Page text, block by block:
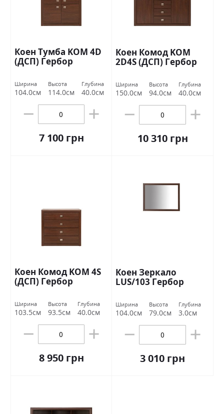
Коен Тумба KOM 4D
(ДСП) Гербор
Ширина
104.0см
Высота
114.0см
Глубина
40.0см
7 100 грн
Коен Комод KOM
2D4S (ДСП) Гербор
Ширина
150.0см
Высота
94.0см
Глубина
40.0см
10 310 грн
Коен Комод KOM 4S
(ДСП) Гербор
Ширина
103.5см
Высота
93.5см
Глубина
40.0см
8 950 грн
Коен Зеркало
LUS/103 Гербор
Ширина
104.0см
Высота
79.0см
Глубина
3.0см
3 010 грн